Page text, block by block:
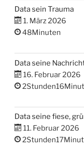
Data sein Trauma
1. März 2026
48Minuten
Data seine
16. Februar 2026
Data seine fiese,
11. Februar 2026